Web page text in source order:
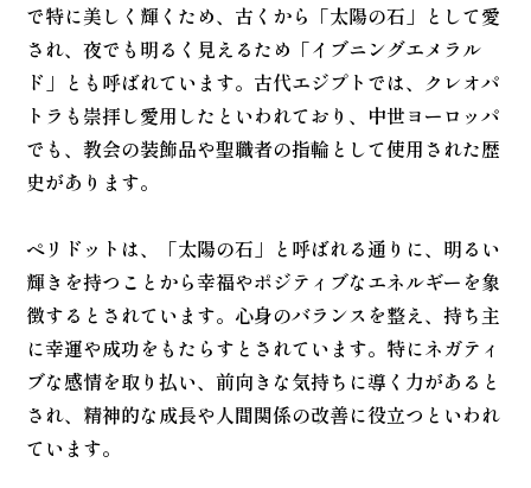
で特に美しく輝くため、古くから「太陽の石」として愛
され、夜でも明るく見えるため「イブニングエメラル
ド」とも呼ばれています。古代エジプトでは、クレオパ
トラも崇拝し愛用したといわれており、中世ヨーロッパ
でも、教会の装飾品や聖職者の指輪として使用された歴
史があります。
ペリドットは、「太陽の石」と呼ばれる通りに、明るい
輝きを持つことから幸福やポジティブなエネルギーを象
徴するとされています。心身のバランスを整え、持ち主
に幸運や成功をもたらすとされています。特にネガティ
ブな感情を取り払い、前向きな気持ちに導く力があると
され、精神的な成長や人間関係の改善に役立つといわれ
ています。